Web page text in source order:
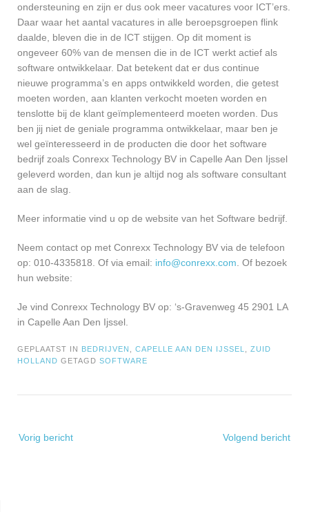
ondersteuning en zijn er dus ook meer vacatures voor ICT’ers.
Daar waar het aantal vacatures in alle beroepsgroepen flink
daalde, bleven die in de ICT stijgen. Op dit moment is
ongeveer 60% van de mensen die in de ICT werkt actief als
software ontwikkelaar. Dat betekent dat er dus continue
nieuwe programma’s en apps ontwikkeld worden, die getest
moeten worden, aan klanten verkocht moeten worden en
tenslotte bij de klant geïmplementeerd moeten worden. Dus
ben jij niet de geniale programma ontwikkelaar, maar ben je
wel geïnteresseerd in de producten die door het software
bedrijf zoals Conrexx Technology BV in Capelle Aan Den Ijssel
geleverd worden, dan kun je altijd nog als software consultant
aan de slag.
Meer informatie vind u op de website van het Software bedrijf.
Neem contact op met Conrexx Technology BV via de telefoon
op: 010-4335818. Of via email: info@conrexx.com . Of bezoek
hun website:
Je vind Conrexx Technology BV op: ‘s-Gravenweg 45 2901 LA
in Capelle Aan Den Ijssel.
GEPLAATST IN BEDRIJVEN CAPELLE AAN DEN IJSSEL
ZUID
HOLLAND GETAGD SOFTWARE
navigatie
Vorig bericht Volgend bericht